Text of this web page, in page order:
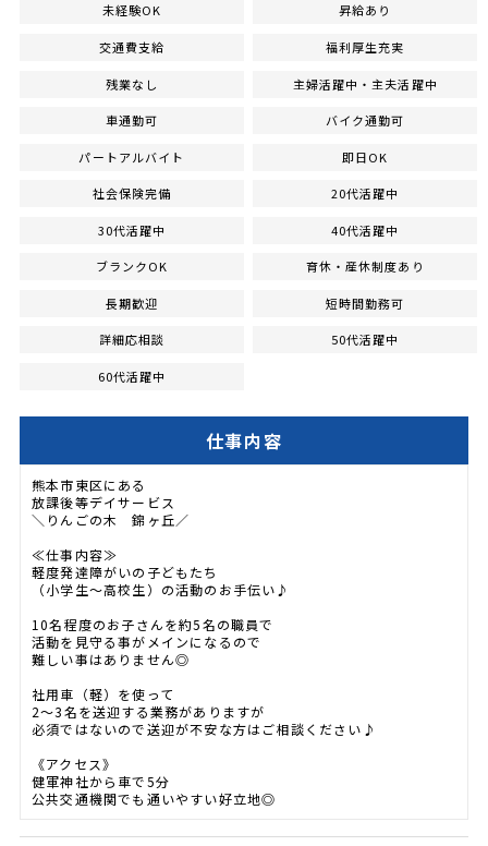
未経験OK 昇給あり
交通費支給 福利厚生充実
残業なし 主婦活躍中・主夫活躍中
車通勤可 バイク通勤可
パートアルバイト 即日OK
社会保険完備 20代活躍中
30代活躍中 40代活躍中
ブランクOK 育休・産休制度あり
長期歓迎 短時間勤務可
詳細応相談 50代活躍中
60代活躍中
仕事内容
熊本市東区にある
放課後等デイサービス
＼りんごの木 錦ヶ丘／
≪仕事内容≫
軽度発達障がいの子どもたち
（小学生～高校生）の活動のお手伝い♪
10名程度のお子さんを約5名の職員で
活動を見守る事がメインになるので
難しい事はありません◎
社用車（軽）を使って
2～3名を送迎する業務がありますが
必須ではないので送迎が不安な方はご相談ください♪
《アクセス》
健軍神社から車で5分
公共交通機関でも通いやすい好立地◎